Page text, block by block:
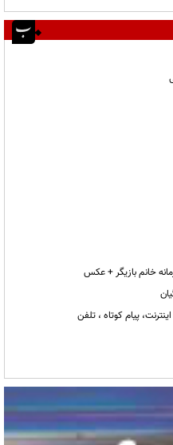
خانم بازیگر + عکس
پیام کوتاه ، تلفن